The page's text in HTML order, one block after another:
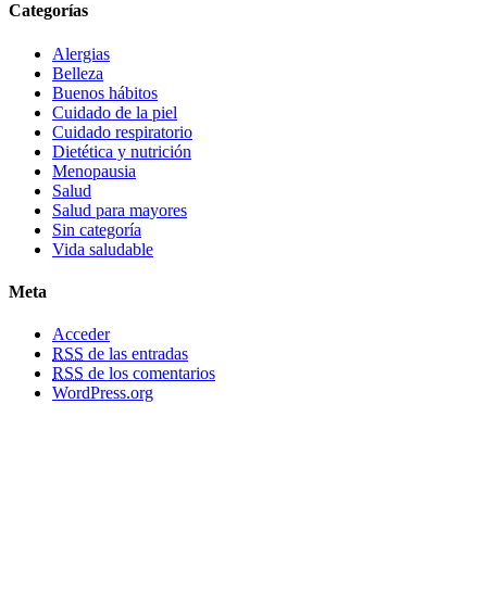
Categorías
Alergias
Belleza
Buenos hábitos
Cuidado de la piel
Cuidado respiratorio
Dietética y nutrición
Menopausia
Salud
Salud para mayores
Sin categoría
Vida saludable
Meta
Acceder
RSS de las entradas
RSS de los comentarios
WordPress.org